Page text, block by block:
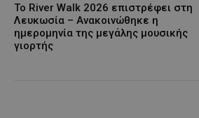
Το River Walk 2026 επιστρέφει στη
Λευκωσία – Ανακοινώθηκε η
ημερομηνία της μεγάλης μουσικής
γιορτής